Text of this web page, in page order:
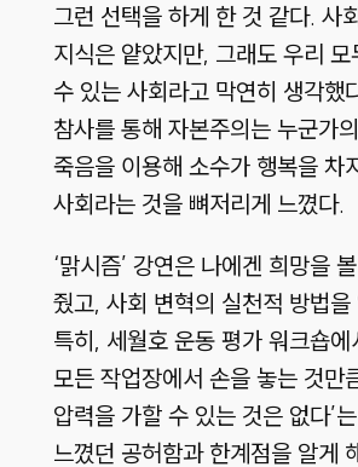
그런 선택을 하게 한 것 같다. 사
지식은 얕았지만, 그래도 우리 모
수 있는 사회라고 막연히 생각했
참사를 통해 자본주의는 누군가
죽음을 이용해 소수가 행복을 차
사회라는 것을 뼈저리게 느꼈다.
‘맑시즘’ 강연은 나에겐 희망을
줬고, 사회 변혁의 실천적 방법을
특히, 세월호 운동 평가 워크숍에
모든 작업장에서 손을 놓는 것만
압력을 가할 수 있는 것은 없다’
느꼈던 공허함과 한계점을 알게